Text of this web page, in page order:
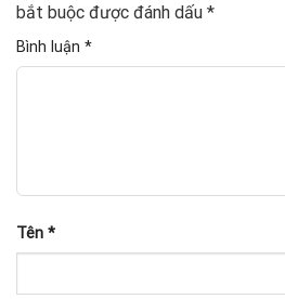
bắt buộc được đánh dấu *
Bình luận *
Tên *